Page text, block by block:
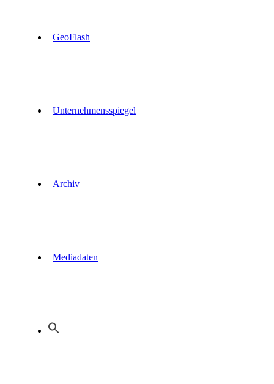
GeoFlash
Unternehmensspiegel
Archiv
Mediadaten